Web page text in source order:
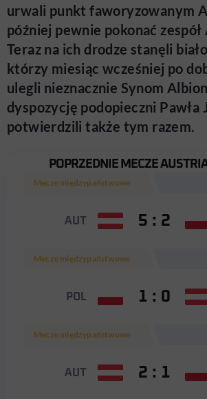
urwali punkt faworyzowanym
później pewnie pokonać
Teraz na ich drodze stanęli
którzy miesiąc wcześniej po
ulegli nieznacznie Synom
dyspozycję podopieczni Pawła
potwierdzili także tym razem.
POPRZEDNIE MECZE
Mecze międzypaństwowe
AUT 5 : 2
Mecze międzypaństwowe
POL 1 : 0
Mecze międzypaństwowe
AUT 2 : 1